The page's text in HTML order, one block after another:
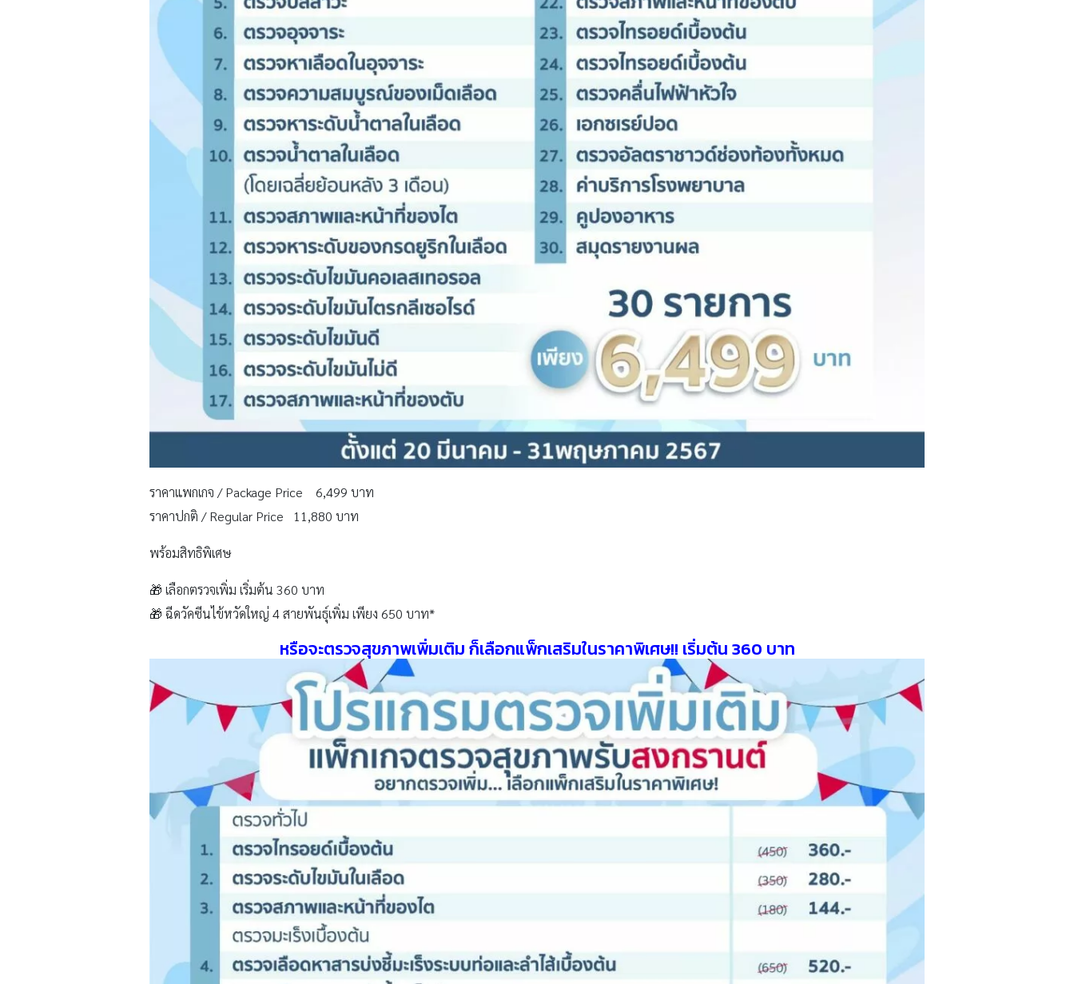
ราคาแพกเกจ / Package Price 6,499 บาท
ราคาปกติ / Regular Price 11,880 บาท
พร้อมสิทธิพิเศษ
🎁 เลือกตรวจเพิ่ม เริ่มต้น 360 บาท
🎁 ฉีดวัคซีนไข้หวัดใหญ่ 4 สายพันธุ์เพิ่ม เพียง 650 บาท*
หรือจะตรวจสุขภาพเพิ่มเติม ก็เลือกแพ็กเสริมในราคาพิเศษ!! เริ่มต้น 360 บาท